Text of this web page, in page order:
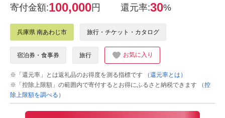
寄付金額:100,000円 還元率:30%
兵庫県 南あわじ市 旅行・チケット・カタログ
宿泊券・食事券 旅行 お気に入り
※「還元率」とは返礼品のお得度を測る指標です
（還元率とは）
※「控除上限額」の範囲内で寄付するとお得にふるさと納税できます
（控
除上限額を調べる）